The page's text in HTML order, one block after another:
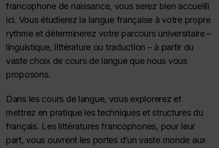
francophone de naissance, vous serez bien accueilli
ici. Vous étudierez la langue française à votre propre
rythme et déterminerez votre parcours universitaire –
linguistique, littérature ou traduction – à partir du
vaste choix de cours de langue que nous vous
proposons.
Dans les cours de langue, vous explorerez et
mettrez en pratique les techniques et structures du
français. Les littératures francophones, pour leur
part, vous ouvrent les portes d’un vaste monde aux